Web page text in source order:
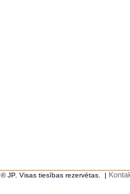
© JP. Visas tiesības rezervētas. |